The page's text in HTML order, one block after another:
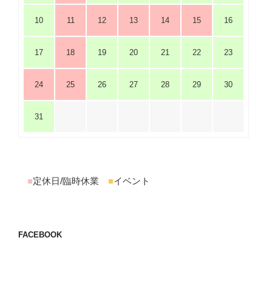
10 11 12 13 14 15 16
17 18 19 20 21 22 23
24 25 26 27 28 29 30
31
■定休日/臨時休業 ■イベント
FACEBOOK